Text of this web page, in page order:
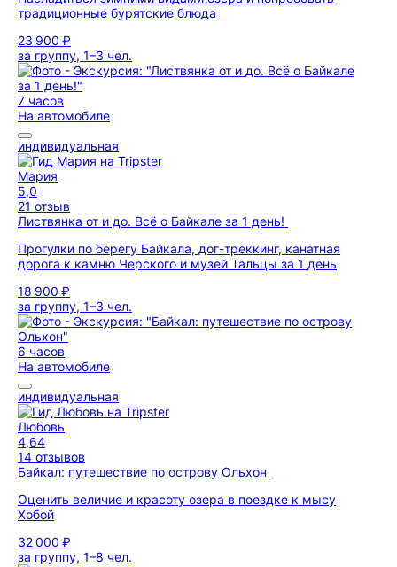
традиционные бурятские блюда
23 900 ₽
за группу, 1–3 чел.
7 часов
На автомобиле
индивидуальная
Мария
5,0
21 отзыв
Листвянка от и до. Всё о Байкале за 1 день!
Прогулки по берегу Байкала, дог-треккинг, канатная
дорога к камню Черского и музей Тальцы за 1 день
18 900 ₽
за группу, 1–3 чел.
6 часов
На автомобиле
индивидуальная
Любовь
4,64
14 отзывов
Байкал: путешествие по острову Ольхон
Оценить величие и красоту озера в поездке к мысу
Хобой
32 000 ₽
за группу, 1–8 чел.